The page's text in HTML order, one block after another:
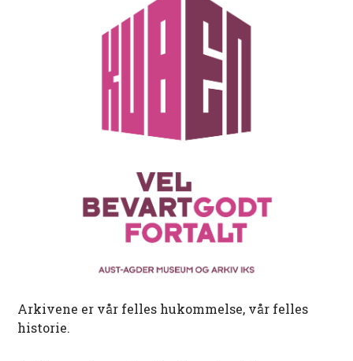
Arkivene er vår felles hukommelse, vår felles
historie.